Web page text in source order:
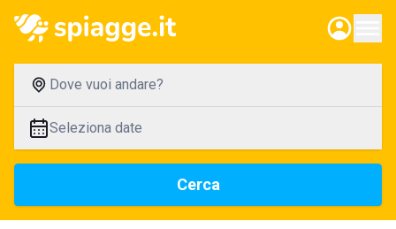
Dove vuoi andare?
Seleziona date
Cerca